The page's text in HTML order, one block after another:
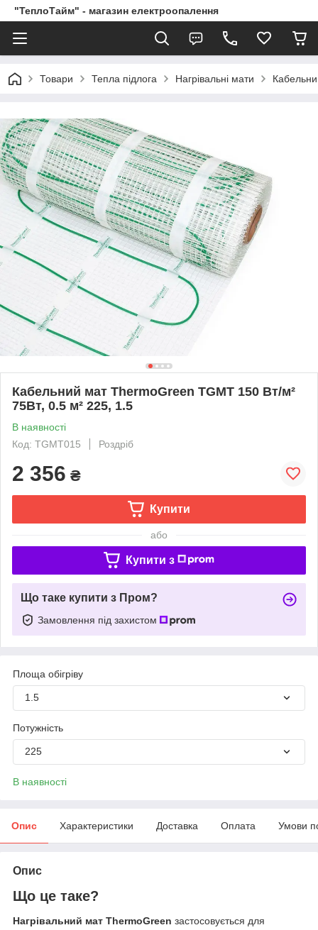
"ТеплоТайм" - магазин електроопалення
Товари Тепла підлога Нагрівальні мати
Кабельний мат ThermoGreen TGMT 150 Вт/м²
75Вт, 0.5 м² 225, 1.5
В наявності
Код: TGMT015
Роздріб
2 356 ₴
Купити
або
Купити з
Що таке купити з Пром?
Замовлення під захистом
Площа обігріву
1.5
Потужність
225
В наявності
Опис Характеристики Доставка Оплата Умови
Опис
Що це таке?
Нагрівальний мат ThermoGreen застосовується для